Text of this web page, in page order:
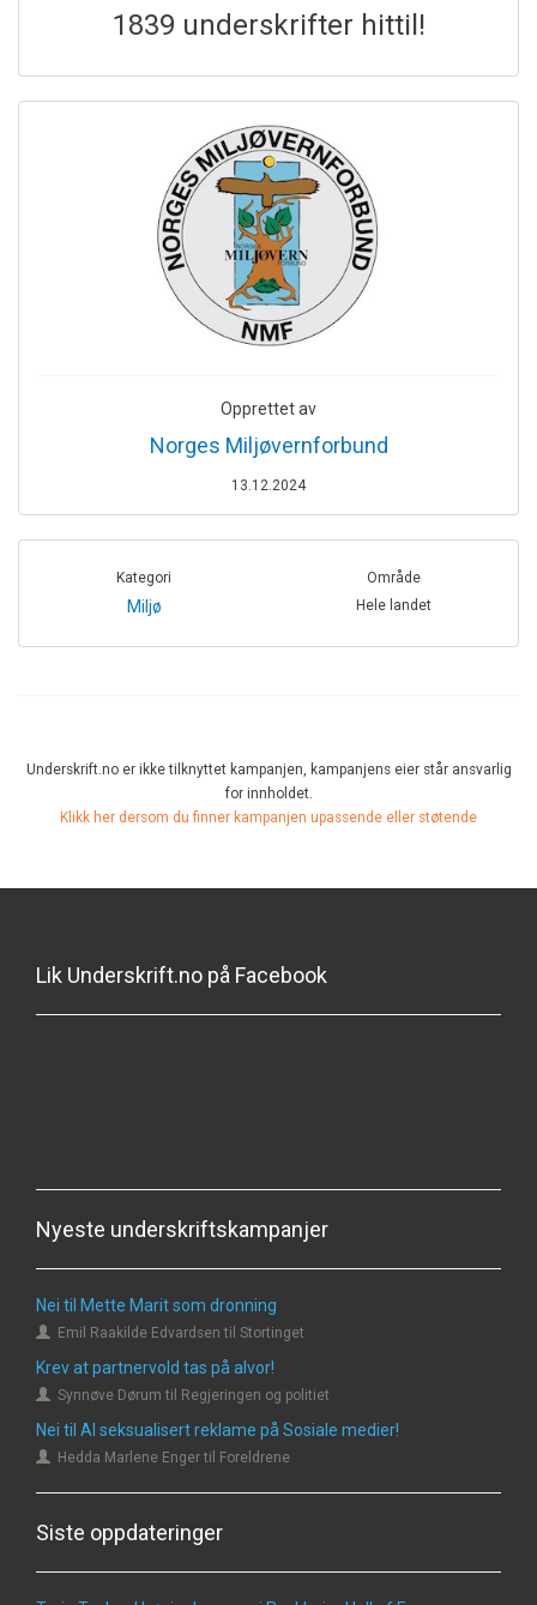
1839 underskrifter hittil!
Opprettet av
Norges Miljøvernforbund
13.12.2024
Kategori
Miljø
Område
Hele landet
Underskrift.no er ikke tilknyttet kampanjen, kampanjens eier står ansvarlig
for innholdet.
Klikk her dersom du finner kampanjen upassende eller støtende
Lik Underskrift.no på Facebook
Nyeste underskriftskampanjer
Nei til Mette Marit som dronning
Emil Raakilde Edvardsen til Stortinget
Krev at partnervold tas på alvor!
Synnøve Dørum til Regjeringen og politiet
Nei til AI seksualisert reklame på Sosiale medier!
Hedda Marlene Enger til Foreldrene
Siste oppdateringer